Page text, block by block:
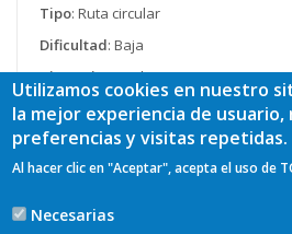
Tipo: Ruta circular
Dificultad: Baja
Distancia: 10,7 km
Duración: 4 horas
Utilizamos cookies en nuestro
la mejor experiencia de usuario,
preferencias y visitas repetidas.
Al hacer clic en "Aceptar", acepta el uso de
Necesarias